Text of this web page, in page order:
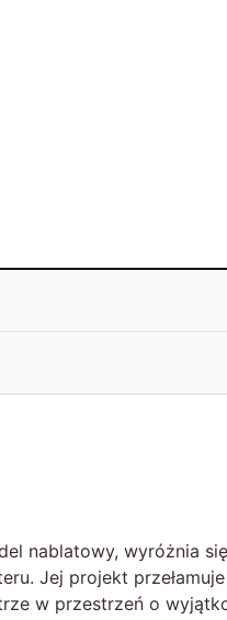
nablatowy, wyróżnia
Jej projekt
w przestrzeń o